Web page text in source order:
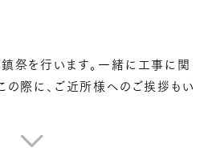
祭を行います。一緒に工事に関
の際に、ご近所様へのご挨拶もい